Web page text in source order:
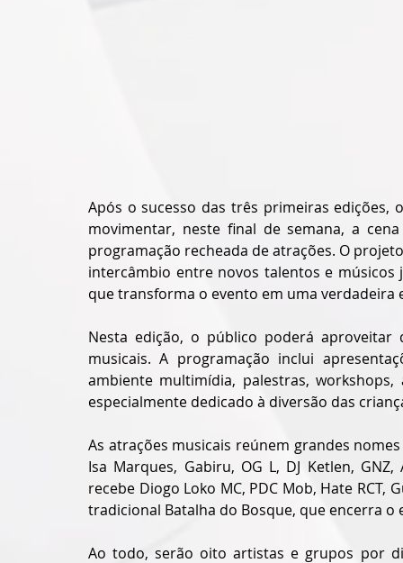
Após o sucesso das três primeiras
movimentar, neste final de semana, a
programação recheada de atrações. O
intercâmbio entre novos talentos e
que transforma o evento em uma
Nesta edição, o público poderá
musicais. A programação inclui
ambiente multimídia, palestras,
especialmente dedicado à diversão das
As atrações musicais reúnem grandes
Isa Marques, Gabiru, OG L, DJ Ketlen,
recebe Diogo Loko MC, PDC Mob, Hate RCT,
tradicional Batalha do Bosque, que encerra o
Ao todo, serão oito artistas e grupos por